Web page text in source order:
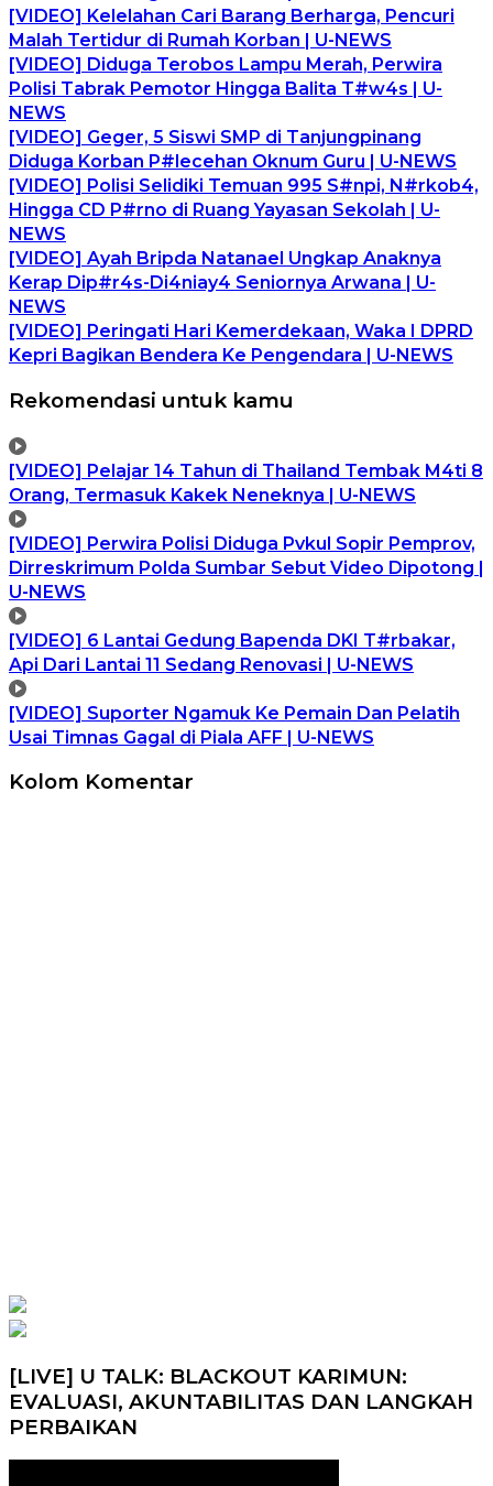
[VIDEO] Kelelahan Cari Barang Berharga, Pencuri
Malah Tertidur di Rumah Korban | U-NEWS
[VIDEO] Diduga Terobos Lampu Merah, Perwira
Polisi Tabrak Pemotor Hingga Balita T#w4s | U-
NEWS
[VIDEO] Geger, 5 Siswi SMP di Tanjungpinang
Diduga Korban P#lecehan Oknum Guru | U-NEWS
[VIDEO] Polisi Selidiki Temuan 995 S#npi, N#rkob4,
Hingga CD P#rno di Ruang Yayasan Sekolah | U-
NEWS
[VIDEO] Ayah Bripda Natanael Ungkap Anaknya
Kerap Dip#r4s-Di4niay4 Seniornya Arwana | U-
NEWS
[VIDEO] Peringati Hari Kemerdekaan, Waka I DPRD
Kepri Bagikan Bendera Ke Pengendara | U-NEWS
Rekomendasi untuk kamu
[VIDEO] Pelajar 14 Tahun di Thailand Tembak M4ti 8
Orang, Termasuk Kakek Neneknya | U-NEWS
[VIDEO] Perwira Polisi Diduga Pvkul Sopir Pemprov,
Dirreskrimum Polda Sumbar Sebut Video Dipotong |
U-NEWS
[VIDEO] 6 Lantai Gedung Bapenda DKI T#rbakar,
Api Dari Lantai 11 Sedang Renovasi | U-NEWS
[VIDEO] Suporter Ngamuk Ke Pemain Dan Pelatih
Usai Timnas Gagal di Piala AFF | U-NEWS
Kolom Komentar
[LIVE] U TALK: BLACKOUT KARIMUN:
EVALUASI, AKUNTABILITAS DAN LANGKAH
PERBAIKAN